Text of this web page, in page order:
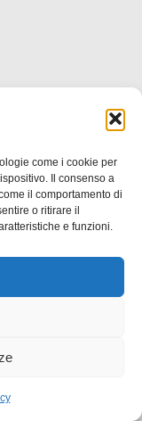
come i cookie per
Il consenso a
il comportamento di
o ritirare il
e funzioni.